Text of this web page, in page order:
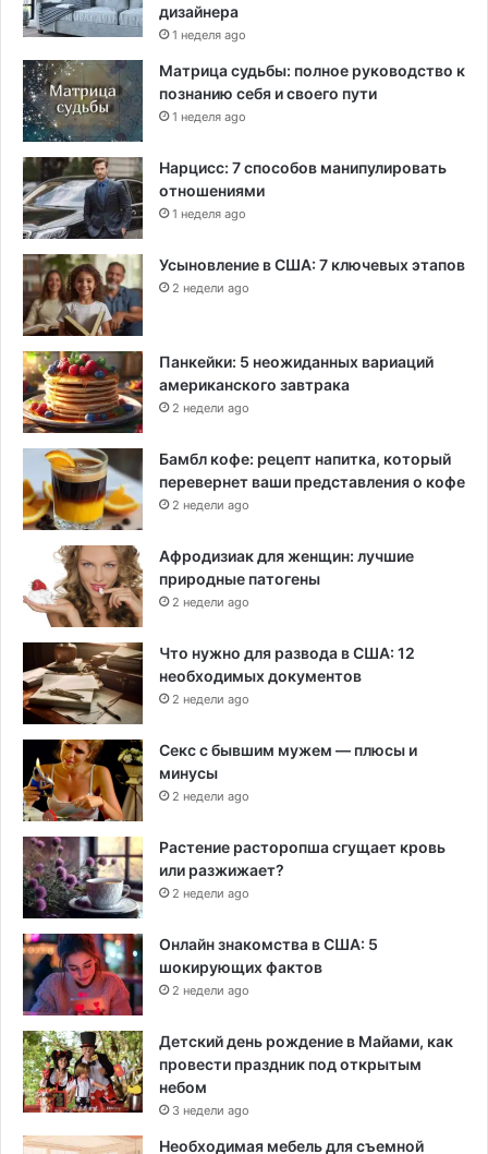
дизайнера
1 неделя ago
Матрица судьбы: полное руководство к
познанию себя и своего пути
1 неделя ago
Нарцисс: 7 способов манипулировать
отношениями
1 неделя ago
Усыновление в США: 7 ключевых этапов
2 недели ago
Панкейки: 5 неожиданных вариаций
американского завтрака
2 недели ago
Бамбл кофе: рецепт напитка, который
перевернет ваши представления о кофе
2 недели ago
Афродизиак для женщин: лучшие
природные патогены
2 недели ago
Что нужно для развода в США: 12
необходимых документов
2 недели ago
Секс с бывшим мужем — плюсы и
минусы
2 недели ago
Растение расторопша сгущает кровь
или разжижает?
2 недели ago
Онлайн знакомства в США: 5
шокирующих фактов
2 недели ago
Детский день рождение в Майами, как
провести праздник под открытым
небом
3 недели ago
Необходимая мебель для съемной